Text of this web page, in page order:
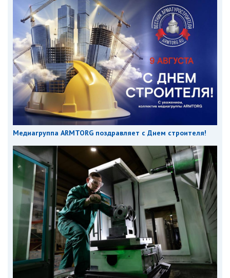
Медиагруппа ARMTORG поздравляет с Днем строителя!